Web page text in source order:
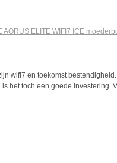
AORUS ELITE WIFI7 ICE
wifi7 en toekomst bestendigheid.
het toch een goede investering.